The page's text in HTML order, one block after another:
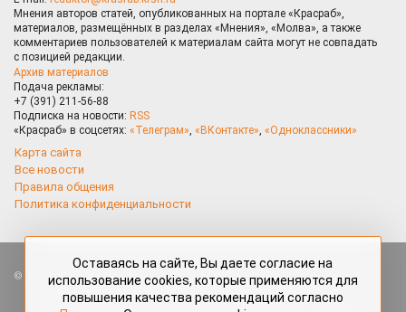
Мнения авторов статей, опубликованных на портале «Красраб»,
материалов, размещённых в разделах «Мнения», «Молва», а также
комментариев пользователей к материалам сайта могут не совпадать
с позицией редакции.
Архив материалов
Подача рекламы:
+7 (391) 211-56-88
Подписка на новости: RSS
«Красраб» в соцсетях: «Телеграм» «ВКонтакте» «Одноклассники»
Карта сайта
Все новости
Правила общения
Политика конфиденциальности
Все права защищены. Любые материалы, размещённые на портале
«Красраб.ру» сотрудниками редакции, нештатными авторами
и читателями, являются объектами авторского права. Полное или
Оставаясь на сайте, Вы даете согласие на
использование cookies, которые применяются для
повышения качества рекомендаций согласно